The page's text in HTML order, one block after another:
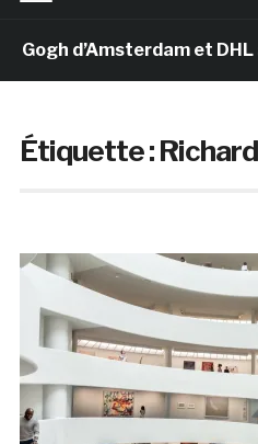
d’Amsterdam et DHL
Étiquette :